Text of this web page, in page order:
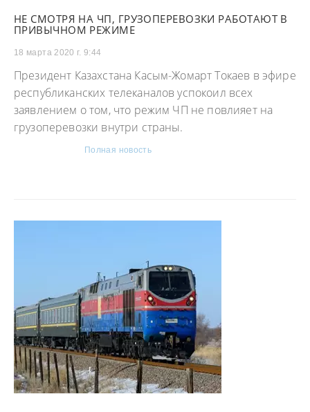
НЕ СМОТРЯ НА ЧП, ГРУЗОПЕРЕВОЗКИ РАБОТАЮТ В
ПРИВЫЧНОМ РЕЖИМЕ
18 марта 2020 г. 9:44
Президент Казахстана Касым-Жомарт Токаев в эфире
республиканских телеканалов успокоил всех
заявлением о том, что режим ЧП не повлияет на
грузоперевозки внутри страны.
Полная новость